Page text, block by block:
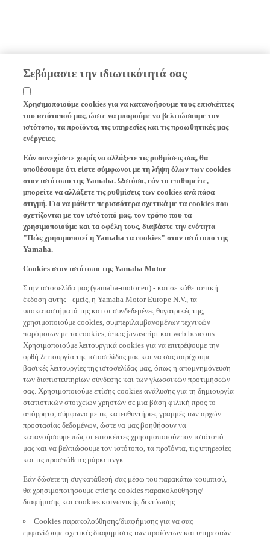
Σεβόμαστε την ιδιωτικότητά σας
Χρησιμοποιούμε cookies για να κατανοήσουμε τους επισκέπτες
του ιστότοπού μας, ώστε να μπορούμε να βελτιώσουμε τον
ιστότοπο, τα προϊόντα, τις υπηρεσίες και τις προωθητικές μας
ενέργειες.
Εάν συνεχίσετε χωρίς να αλλάξετε τις ρυθμίσεις σας, θα
υποθέσουμε ότι είστε σύμφωνοι με τη λήψη όλων των cookies
στον ιστότοπο της Yamaha. Ωστόσο, εάν το επιθυμείτε,
μπορείτε να αλλάξετε τις ρυθμίσεις των cookies ανά πάσα
στιγμή. Για να μάθετε περισσότερα σχετικά με τα cookies που
σχετίζονται με τον ιστότοπό μας, τον τρόπο που τα
χρησιμοποιούμε και τα οφέλη τους, διαβάστε την ενότητα
"Πώς χρησιμοποιεί η Yamaha τα cookies" στον ιστότοπο της
Yamaha.
Cookies στον ιστότοπο της Yamaha Motor
Στην ιστοσελίδα μας (yamaha-motor.eu) - και σε κάθε τοπική
έκδοση αυτής - εμείς, η Yamaha Motor Europe N.V., τα
υποκαταστήματά της και οι συνδεδεμένες θυγατρικές της,
χρησιμοποιούμε cookies, συμπεριλαμβανομένων τεχνικών
παρόμοιων με τα cookies, όπως javascript και web beacons.
Χρησιμοποιούμε λειτουργικά cookies για να επιτρέψουμε την
ορθή λειτουργία της ιστοσελίδας μας και να σας παρέχουμε
βασικές λειτουργίες της ιστοσελίδας μας, όπως η απομνημόνευση
των διαπιστευτηρίων σύνδεσης και των γλωσσικών προτιμήσεών
σας. Χρησιμοποιούμε επίσης cookies ανάλυσης για τη δημιουργία
στατιστικών στοιχείων χρηστών σε μια βάση φιλική προς το
απόρρητο, σύμφωνα με τις κατευθυντήριες γραμμές των αρχών
προστασίας δεδομένων, ώστε να μας βοηθήσουν να
κατανοήσουμε πώς οι επισκέπτες χρησιμοποιούν τον ιστότοπό
μας και να βελτιώσουμε τον ιστότοπο, τα προϊόντα, τις υπηρεσίες
και τις προσπάθειες μάρκετινγκ.
Εάν δώσετε τη συγκατάθεσή σας μέσω του παρακάτω κουμπιού,
θα χρησιμοποιήσουμε επίσης cookies παρακολούθησης/
διαφήμισης και cookies κοινωνικής δικτύωσης:
Cookies παρακολούθησης/διαφήμισης για να σας
εμφανίζουμε σχετικές διαφημίσεις των προϊόντων και υπηρεσιών